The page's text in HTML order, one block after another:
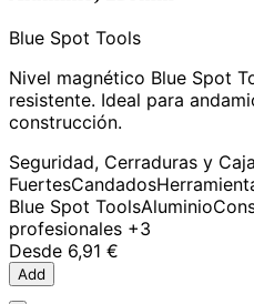
Blue Spot Tools
Nivel magnético Blue Spot
resistente. Ideal para
construcción.
Seguridad, Cerraduras y
FuertesCandados
Blue Spot ToolsAluminio
profesionales +3
Desde 6,91 €
Add